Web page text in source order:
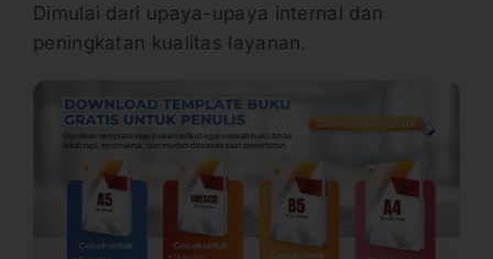
Dimulai dari upaya-upaya internal dan
peningkatan kualitas layanan.